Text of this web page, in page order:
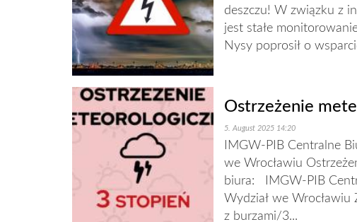
deszczu! W związku z
jest stałe
Nysy poprosił o
Ostrzeżenie
5. August 2025 14:20
IMGW-PIB Centralne
we Wrocławiu
biura: IMGW-PIB
Wydział we
z burzami/3...